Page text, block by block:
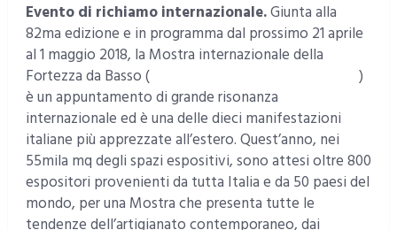
Evento di richiamo internazionale.Giunta alla
82ma edizione e in programma dal prossimo 21 aprile
al 1 maggio 2018, la Mostra internazionale della
Fortezza da Basso (http://www.mostraartigianato.it )
è un appuntamento di grande risonanza
internazionale ed è una delle dieci manifestazioni
italiane più apprezzate all’estero. Quest’anno, nei
55mila mq degli spazi espositivi, sono attesi oltre 800
espositori provenienti da tutta Italia e da 50 paesi del
mondo, per una Mostra che presenta tutte le